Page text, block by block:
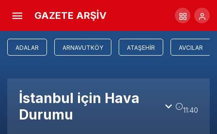
GAZETE ARŞİV
ADALAR ARNAVUTKÖY ATAŞEHIR AVCILAR
İstanbul için Hava
Durumu
11:40